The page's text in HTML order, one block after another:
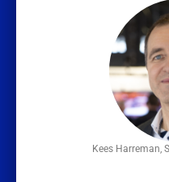
Kees Harreman,